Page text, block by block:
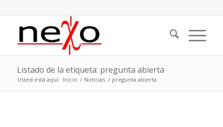
Listado de la etiqueta: pregunta abierta
Usted está aquí: Inicio / Noticias / pregunta abierta